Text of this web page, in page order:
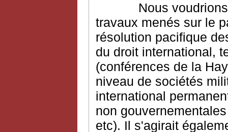
Nous voudrions
travaux menés sur le
résolution pacifique
du droit international,
(conférences de la
niveau de sociétés
international
non
etc). Il s'agirait